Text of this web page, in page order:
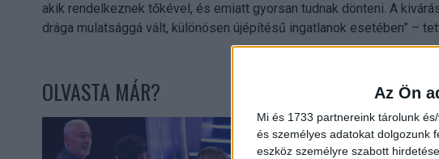
Az Ön
Mi és 1733 partnereink tárolunk
és személyes adatokat dolgozunk
eszköz személyre szabott
akik rendelkeznek tőkével, és emiatt gyorsan tudnak dönteni. A
drága mulatsággá vált, különösen újépítésű ingatlanok esetében” –
OLVASTA MÁR?